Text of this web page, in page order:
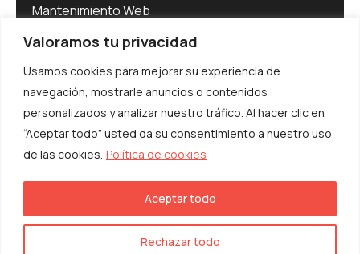
Valoramos tu privacidad
Usamos cookies para mejorar su experiencia de
navegación, mostrarle anuncios o contenidos
personalizados y analizar nuestro tráfico. Al hacer clic en
“Aceptar todo” usted da su consentimiento a nuestro uso
de las cookies. Política de cookies
Rechazar todo
Aceptar todo
Mantenimiento Web
Software para Empresas
© Interibérica 2025. Todos los derechos
reservados
Política de Privacidad Aviso Legal y LSSI-CE